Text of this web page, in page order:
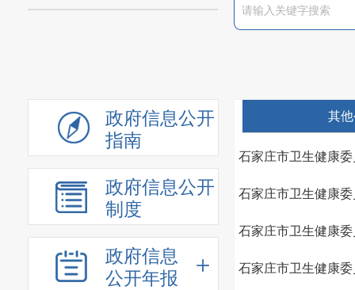
政府信息公开
指南
政府信息公开
制度
政府信息
公开年报
其
石家庄市卫生健康
石家庄市卫生健康
石家庄市卫生健康
石家庄市卫生健康